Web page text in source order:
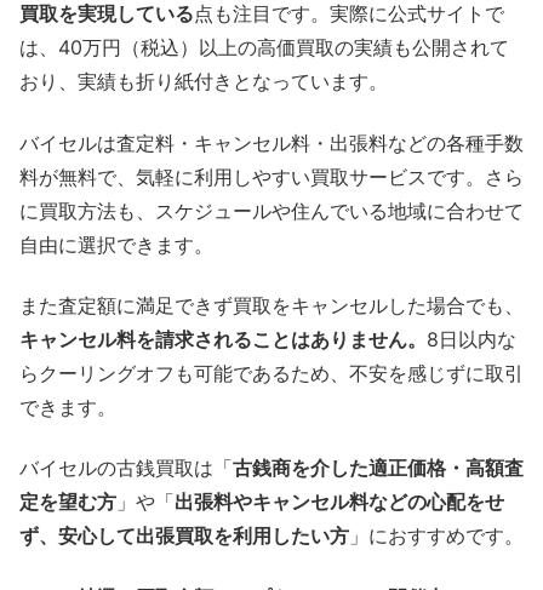
買取を実現している点も注目です。実際に公式サイトで
は、40万円（税込）以上の高価買取の実績も公開されて
おり、実績も折り紙付きとなっています。
バイセルは査定料・キャンセル料・出張料などの各種手数
料が無料で、気軽に利用しやすい買取サービスです。さら
に買取方法も、スケジュールや住んでいる地域に合わせて
自由に選択できます。
また査定額に満足できず買取をキャンセルした場合でも、
キャンセル料を請求されることはありません。 8日以内な
らクーリングオフも可能であるため、不安を感じずに取引
できます。
バイセルの古銭買取は「古銭商を介した適正価格・高額査
定を望む方 」や「出張料やキャンセル料などの心配をせ
ず、安心して出張買取を利用したい方 」におすすめです。